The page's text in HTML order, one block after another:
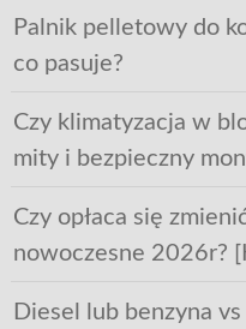
Palnik pelletowy do
co pasuje?
Czy klimatyzacja w
mity i bezpieczny
Czy opłaca się
nowoczesne 2026r?
Diesel lub benzyna